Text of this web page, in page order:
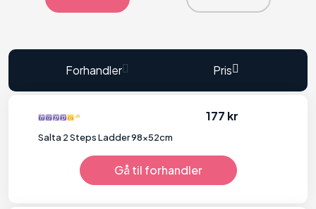
Forhandler Pris
Salta 2 Steps Ladder 98x52cm
177 kr
Gå til forhandler